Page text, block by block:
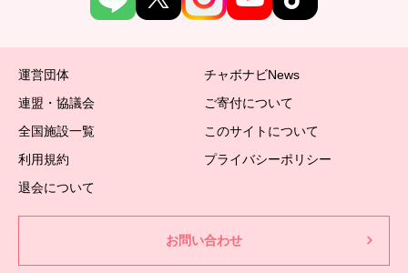
運営団体
チャボナビNews
連盟・協議会
ご寄付について
全国施設一覧
このサイトについて
利用規約
プライバシーポリシー
退会について
お問い合わせ